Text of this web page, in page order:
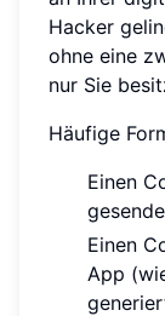
Hacker
ohne eine
nur Sie
Häufige
Einen
Einen
App